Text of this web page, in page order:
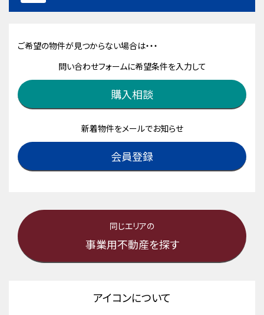
ご希望の物件が見つからない場合は・・・
問い合わせフォームに希望条件を入力して
購入相談
新着物件をメールでお知らせ
会員登録
同じエリアの
事業用不動産を探す
アイコンについて